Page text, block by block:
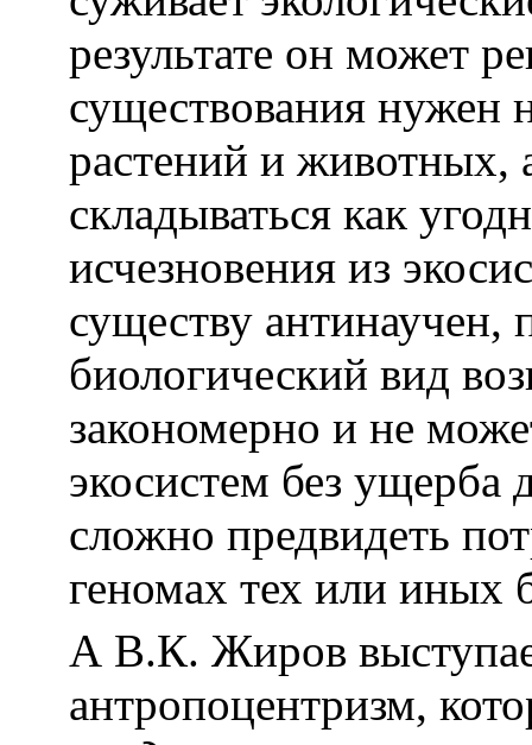
результате он может
существования
растений и животных,
складываться как
исчезновения из
существу антинаучен,
биологический вид
закономерно и не
экосистем без
сложно предвидеть
геномах тех или иных
А В.К. Жиров
антропоцентризм,